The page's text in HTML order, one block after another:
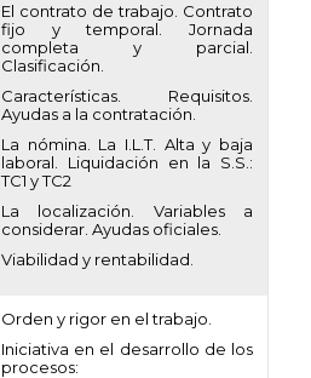
El contrato de trabajo. Contrato
fijo y temporal. Jornada
completa y parcial.
Clasificación.
Características. Requisitos.
Ayudas a la contratación.
La nómina. La I.L.T. Alta y baja
laboral. Liquidación en la S.S.:
TC1 y TC2
La localización. Variables a
considerar. Ayudas oficiales.
Viabilidad y rentabilidad.
Orden y rigor en el trabajo.
Iniciativa en el desarrollo de los
procesos: